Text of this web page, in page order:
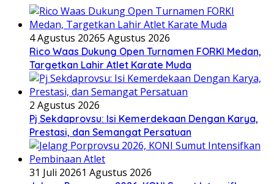
4 Agustus 20265 Agustus 2026
Rico Waas Dukung Open Turnamen FORKI Medan,
Targetkan Lahir Atlet Karate Muda
2 Agustus 2026
Pj Sekdaprovsu: Isi Kemerdekaan Dengan Karya,
Prestasi, dan Semangat Persatuan
31 Juli 20261 Agustus 2026